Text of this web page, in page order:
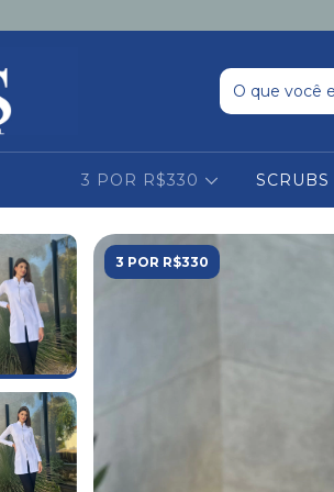
3 POR R$330 SCRUBS
3 POR R$330